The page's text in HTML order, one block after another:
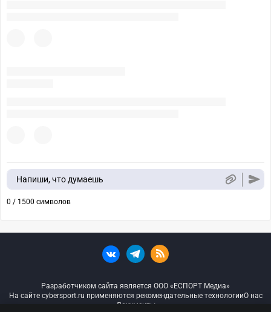
Напиши, что думаешь
0 / 1500 символов
Разработчиком сайта является ООО «ЕСПОРТ Медиа»
На сайте cybersport.ru применяются рекомендательные технологииО нас
Документы